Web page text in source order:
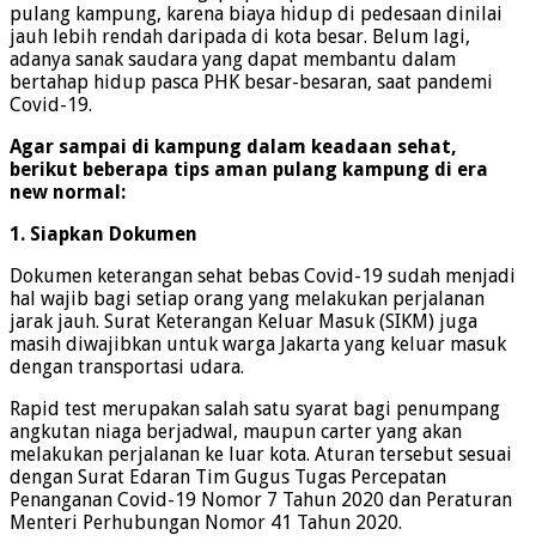
pulang kampung, karena biaya hidup di pedesaan dinilai
jauh lebih rendah daripada di kota besar. Belum lagi,
adanya sanak saudara yang dapat membantu dalam
bertahap hidup pasca PHK besar-besaran, saat pandemi
Covid-19.
Agar sampai di kampung dalam keadaan sehat,
berikut beberapa tips aman pulang kampung di era
new normal:
1. Siapkan Dokumen
Dokumen keterangan sehat bebas Covid-19 sudah menjadi
hal wajib bagi setiap orang yang melakukan perjalanan
jarak jauh. Surat Keterangan Keluar Masuk (SIKM) juga
masih diwajibkan untuk warga Jakarta yang keluar masuk
dengan transportasi udara.
Rapid test merupakan salah satu syarat bagi penumpang
angkutan niaga berjadwal, maupun carter yang akan
melakukan perjalanan ke luar kota. Aturan tersebut sesuai
dengan Surat Edaran Tim Gugus Tugas Percepatan
Penanganan Covid-19 Nomor 7 Tahun 2020 dan Peraturan
Menteri Perhubungan Nomor 41 Tahun 2020.